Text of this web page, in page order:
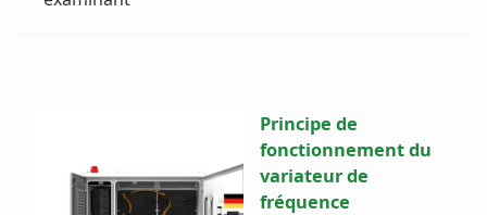
Principe de
fonctionnement du
variateur de
fréquence